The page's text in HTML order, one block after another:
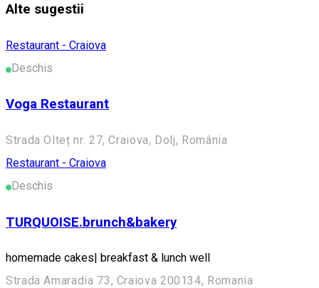
Alte sugestii
Restaurant - Craiova
Deschis
Voga Restaurant
Strada Olteț nr. 27, Craiova, Dolj, România
Restaurant - Craiova
Deschis
TURQUOISE.brunch&bakery
homemade cakes| breakfast & lunch well
Strada Amaradia 73, Craiova 200134, Romania